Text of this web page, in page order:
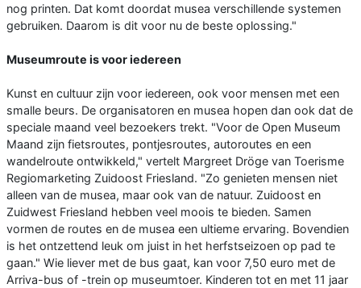
nog printen. Dat komt doordat musea verschillende systemen
gebruiken. Daarom is dit voor nu de beste oplossing."
Museumroute is voor iedereen
Kunst en cultuur zijn voor iedereen, ook voor mensen met een
smalle beurs. De organisatoren en musea hopen dan ook dat de
speciale maand veel bezoekers trekt. "Voor de Open Museum
Maand zijn fietsroutes, pontjesroutes, autoroutes en een
wandelroute ontwikkeld," vertelt Margreet Dröge van Toerisme
Regiomarketing Zuidoost Friesland. "Zo genieten mensen niet
alleen van de musea, maar ook van de natuur. Zuidoost en
Zuidwest Friesland hebben veel moois te bieden. Samen
vormen de routes en de musea een ultieme ervaring. Bovendien
is het ontzettend leuk om juist in het herfstseizoen op pad te
gaan." Wie liever met de bus gaat, kan voor 7,50 euro met de
Arriva-bus of -trein op museumtoer. Kinderen tot en met 11 jaar